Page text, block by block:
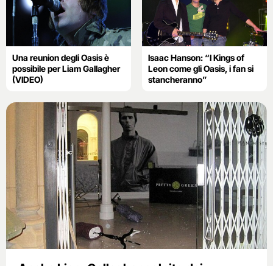
Una reunion degli Oasis è
possibile per Liam Gallagher
(VIDEO)
Isaac Hanson: “I Kings of
Leon come gli Oasis, i fan si
stancheranno”